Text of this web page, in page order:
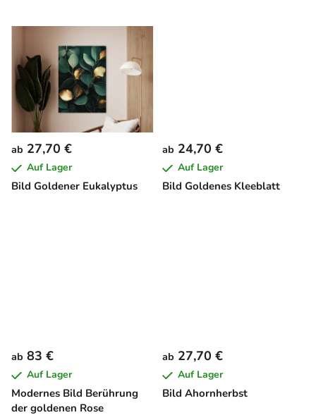
d
k
e
Bild Goldener Eukalyptus
ab 27,70 €
Auf Lager
Bild Goldenes Kleeblatt
ab 24,70 €
Auf Lager
Modernes Bild Berührung
der goldenen Rose
ab 83 €
Auf Lager
Bild Ahornherbst
ab 27,70 €
Auf Lager